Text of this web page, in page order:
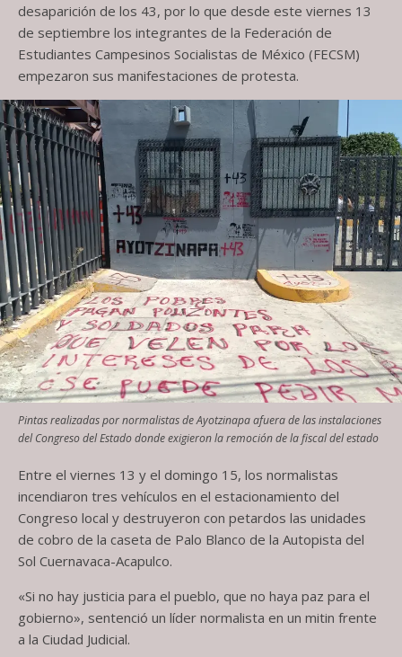
desaparición de los 43, por lo que desde este viernes 13
de septiembre los integrantes de la Federación de
Estudiantes Campesinos Socialistas de México (FECSM)
empezaron sus manifestaciones de protesta.
Pintas realizadas por normalistas de Ayotzinapa afuera de las instalaciones
del Congreso del Estado donde exigieron la remoción de la fiscal del estado
Entre el viernes 13 y el domingo 15, los normalistas
incendiaron tres vehículos en el estacionamiento del
Congreso local y destruyeron con petardos las unidades
de cobro de la caseta de Palo Blanco de la Autopista del
Sol Cuernavaca-Acapulco.
«Si no hay justicia para el pueblo, que no haya paz para el
gobierno», sentenció un líder normalista en un mitin frente
a la Ciudad Judicial.